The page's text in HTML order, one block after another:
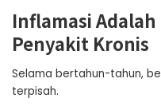
Inflamasi
Penyakit Kronis
Selama bertahun-tahun,
terpisah.